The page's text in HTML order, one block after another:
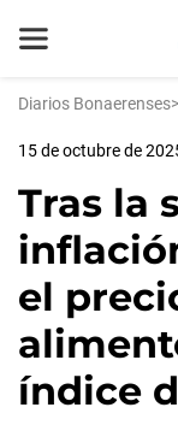
Diarios Bonaerenses>
15 de octubre de
Tras la
el
índice